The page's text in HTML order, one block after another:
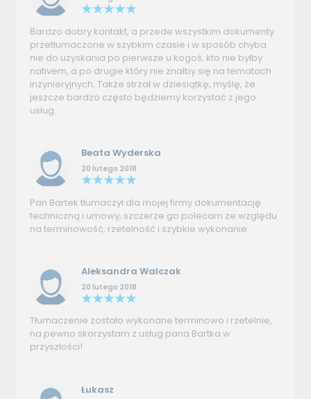
Bardzo dobry kontakt, a przede wszystkim dokumenty
przetłumaczone w szybkim czasie i w sposób chyba
nie do uzyskania po pierwsze u kogoś, kto nie byłby
nativem, a po drugie który nie znałby się na tematach
inżynieryjnych. Także strzał w dziesiątkę, myślę, że
jeszcze bardzo często będziemy korzystać z jego
usług.
Beata Wyderska
20 lutego 2018
Pan Bartek tłumaczył dla mojej firmy dokumentację
techniczną i umowy, szczerze go polecam ze względu
na terminowość, rzetelność i szybkie wykonanie.
Aleksandra Walczak
20 lutego 2018
Tłumaczenie zostało wykonane terminowo i rzetelnie,
na pewno skorzystam z usług pana Bartka w
przyszłości!
Łukasz